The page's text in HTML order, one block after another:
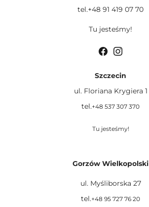
tel.+48 91 419 07 70
Tu jesteśmy!
Szczecin
ul. Floriana Krygiera 1
tel.+48 537 307 370
Tu jesteśmy!
Gorzów Wielkopolski
ul. Myśliborska 27
tel.+48 95 727 76 20